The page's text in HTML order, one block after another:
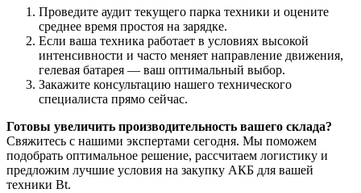
Проведите аудит текущего парка техники и оцените
среднее время простоя на зарядке.
Если ваша техника работает в условиях высокой
интенсивности и часто меняет направление движения,
гелевая батарея — ваш оптимальный выбор.
Закажите консультацию нашего технического
специалиста прямо сейчас.
Готовы увеличить производительность вашего склада?
Свяжитесь с нашими экспертами сегодня. Мы поможем
подобрать оптимальное решение, рассчитаем логистику и
предложим лучшие условия на закупку АКБ для вашей
техники Bt.